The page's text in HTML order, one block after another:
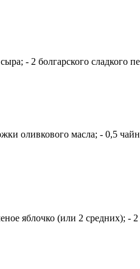
- 2 болгарского сладкого
масла; - 0,5
яблочко (или 2 средних); - 2